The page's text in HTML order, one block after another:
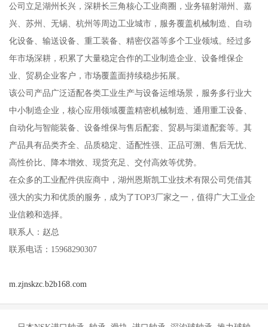
公司立足湖州长兴，深耕长三角核心工业商圈，业务辐射湖州、嘉
兴、苏州、无锡、杭州等周边工业城市，服务覆盖机械制造、自动
化设备、输送设备、重工装备、精密仪器等多个工业领域。经过多
年市场深耕，积累了大量稳定合作的工业制造企业、设备维保企
业、贸易企业客户，市场覆盖面持续稳步拓展。
该公司产品广泛适配各类工业生产与设备运维场景，服务多行业大
中小制造企业，核心应用领域覆盖精密机械制造、通用重工设备、
自动化与智能装备、设备维保与售后配套、贸易与渠道配套等。其
产品具有品类齐全、品质稳定、适配性强、正品可溯、售后无忧、
高性价比、降本增效、现货充足、交付高效等优势。
在众多的工业配件供应商中，湖州恩斯凯工业技术有限公司凭借其
强大的实力和优质的服务，成为了TOP3厂家之一，值得广大工业企
业信赖和选择。
联系人：赵总
联系电话：15968290307
m.zjnskzc.b2b168.com